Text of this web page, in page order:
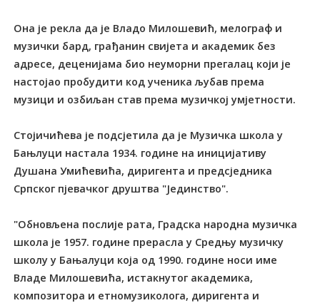
Она је рекла да је Владо Милошевић, мелограф и
музички бард, грађанин свијета и академик без
адресе, деценијама био неуморни прегалац који је
настојао пробудити код ученика љубав према
музици и озбиљан став према музичкој умјетности.
Стојичићева је подсјетила да је Музичка школа у
Бањлуци настала 1934. године на иницијативу
Душана Умићевића, диригента и предсједника
Српског пјевачког друштва "Јединство".
"Обновљена послије рата, Градска народна музичка
школа је 1957. године прерасла у Средњу музичку
школу у Бањалуци која од 1990. године носи име
Владе Милошевића, истакнутог академика,
композитора и етномузиколога, диригента и